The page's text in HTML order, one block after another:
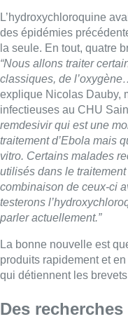
L’hydroxychloroquine
des épidémies
la seule. En tout, quatre
“Nous allons traiter
classiques, de
explique Nicolas Dauby,
infectieuses au CHU
remdesivir qui est une
traitement d’Ebola mais
vitro. Certains malades
utilisés dans le
combinaison de ceux-ci
testerons
parler actuellement.”
La bonne nouvelle est
produits rapidement et
qui détiennent les
Des